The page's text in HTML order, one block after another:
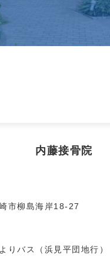
内藤接骨院
市柳島海岸18-27
りバス（浜見平団地行）